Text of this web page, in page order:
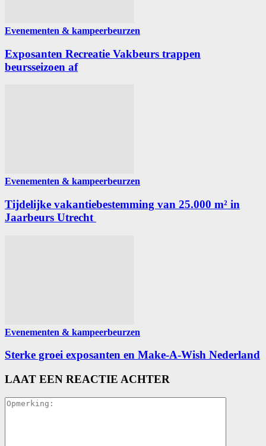
Evenementen & kampeerbeurzen
Exposanten Recreatie Vakbeurs trappen
beursseizoen af
Evenementen & kampeerbeurzen
Tijdelijke vakantiebestemming van 25.000 m² in
Jaarbeurs Utrecht
Evenementen & kampeerbeurzen
Sterke groei exposanten en Make-A-Wish Nederland
LAAT EEN REACTIE ACHTER